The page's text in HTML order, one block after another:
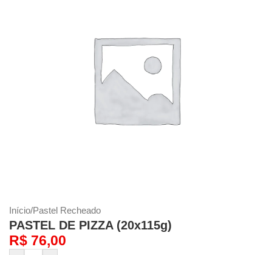
Início/Pastel Recheado
PASTEL DE PIZZA (20x115g)
R$ 76,00